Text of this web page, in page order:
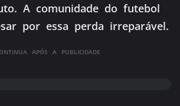
A comunidade do futebol
por essa perda irreparável.
APÓS A PUBLICIDADE